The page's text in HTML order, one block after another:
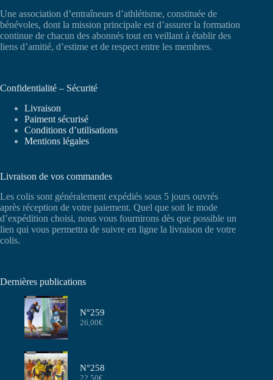
Une association d’entraîneurs d’athlétisme, constituée de
bénévoles, dont la mission principale est d’assurer la formation
continue de chacun des abonnés tout en veillant à établir des
liens d’amitié, d’estime et de respect entre les membres.
Confidentialité – Sécurité
Livraison
Paiment sécurisé
Conditions d’utilisations
Mentions légales
Livraison de vos commandes
Les colis sont généralement expédiés sous 5 jours ouvrés
après réception de votre paiement. Quel que soit le mode
d’expédition choisi, nous vous fournirons dès que possible un
lien qui vous permettra de suivre en ligne la livraison de votre
colis.
Dernières publications
N°259
26,00€
N°258
22,50€